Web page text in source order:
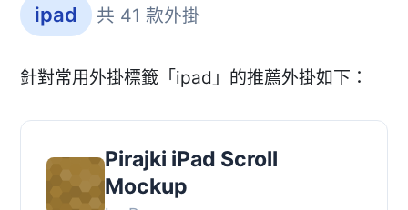
ipad 共 41 款外掛
針對常用外掛標籤「ipad」的推薦外掛如下：
Pirajki iPad Scroll
Mockup